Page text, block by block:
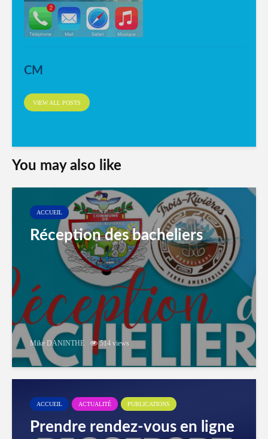
CM
VIEW ALL POSTS
You may also like
ACCUEIL
Réception des bacheliers
Mike DANINTHE 514 views
ACCUEIL ACTUALITÉ PUBLICATIONS
Prendre rendez-vous en ligne